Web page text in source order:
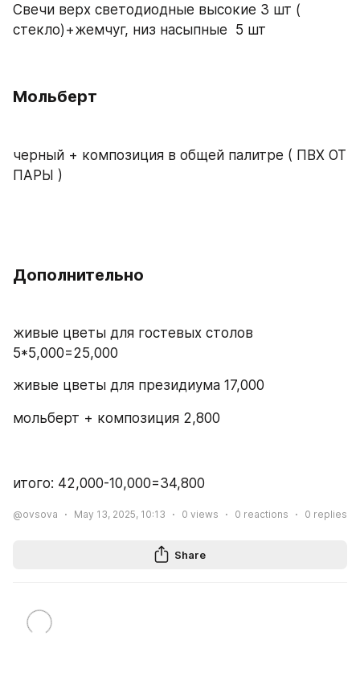
Свечи верх светодиодные высокие 3 шт (
стекло)+жемчуг, низ насыпные  5 шт
Мольберт
черный + композиция в общей палитре ( ПВХ ОТ
ПАРЫ )
Дополнительно
живые цветы для гостевых столов
5*5,000=25,000
живые цветы для президиума 17,000
мольберт + композиция 2,800
итого: 42,000-10,000=34,800
@ovsova May 13, 2025, 10:13 0 views 0 reactions 0 replies
Share